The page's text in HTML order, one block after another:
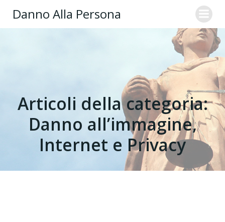
Danno Alla Persona
Articoli della categoria:
Danno all’immagine,
Internet e Privacy